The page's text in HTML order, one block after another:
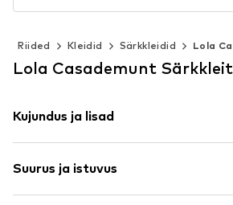
Riided Kleidid Särkkleidid Lola
Lola Casademunt
Kujundus ja lisad
Nööpkinnitusega krae
Vööga
Suurus ja istuvus